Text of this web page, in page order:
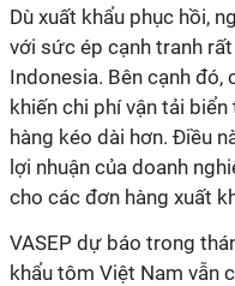
Dù xuất khẩu phục hồi,
với sức ép cạnh tranh
Indonesia. Bên cạnh đó,
khiến chi phí vận tải
hàng kéo dài hơn. Điều
lợi nhuận của doanh
cho các đơn hàng xuất
VASEP dự báo trong
khẩu tôm Việt Nam vẫn